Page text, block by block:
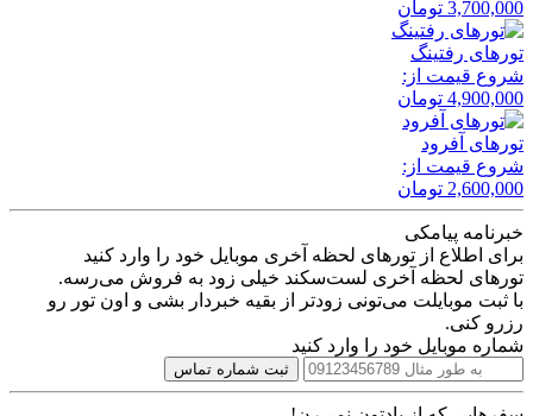
3,700,000 تومان
تور‌های رفتینگ
شروع قیمت از:
4,900,000 تومان
تور‌های آفرود
شروع قیمت از:
2,600,000 تومان
خبرنامه پیامکی
برای اطلاع از تورهای لحظه آخری موبایل خود را وارد کنید
تورهای لحظه آخری لست‌سکند خیلی زود به فروش می‌رسه.
با ثبت موبایلت می‌تونی زودتر از بقیه خبردار بشی و اون تور رو
رزرو کنی.
شماره موبایل خود را وارد کنید
ثبت شماره تماس